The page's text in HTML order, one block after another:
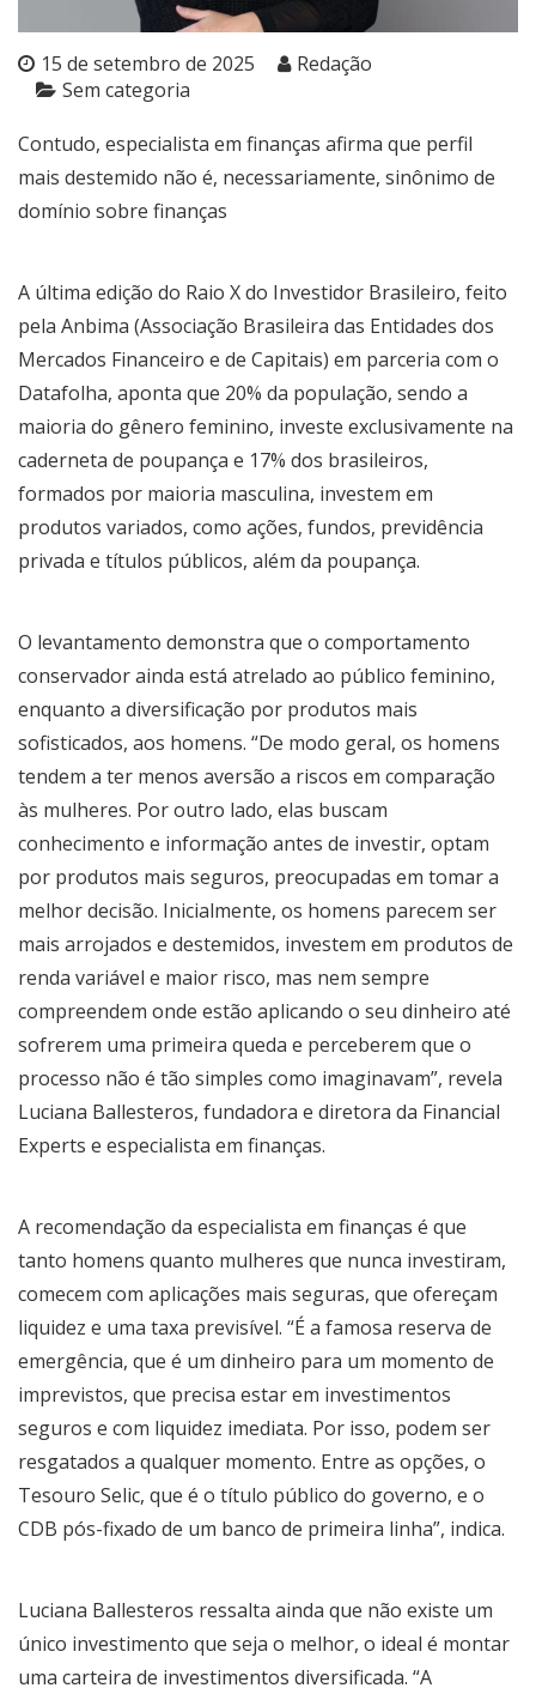
15 de setembro de 2025
Redação
Sem categoria
Contudo, especialista em finanças afirma que perfil
mais destemido não é, necessariamente, sinônimo de
domínio sobre finanças
A última edição do Raio X do Investidor Brasileiro, feito
pela Anbima (Associação Brasileira das Entidades dos
Mercados Financeiro e de Capitais) em parceria com o
Datafolha, aponta que 20% da população, sendo a
maioria do gênero feminino, investe exclusivamente na
caderneta de poupança e 17% dos brasileiros,
formados por maioria masculina, investem em
produtos variados, como ações, fundos, previdência
privada e títulos públicos, além da poupança.
O levantamento demonstra que o comportamento
conservador ainda está atrelado ao público feminino,
enquanto a diversificação por produtos mais
sofisticados, aos homens. “De modo geral, os homens
tendem a ter menos aversão a riscos em comparação
às mulheres. Por outro lado, elas buscam
conhecimento e informação antes de investir, optam
por produtos mais seguros, preocupadas em tomar a
melhor decisão. Inicialmente, os homens parecem ser
mais arrojados e destemidos, investem em produtos de
renda variável e maior risco, mas nem sempre
compreendem onde estão aplicando o seu dinheiro até
sofrerem uma primeira queda e perceberem que o
processo não é tão simples como imaginavam”, revela
Luciana Ballesteros, fundadora e diretora da Financial
Experts e especialista em finanças.
A recomendação da especialista em finanças é que
tanto homens quanto mulheres que nunca investiram,
comecem com aplicações mais seguras, que ofereçam
liquidez e uma taxa previsível. “É a famosa reserva de
emergência, que é um dinheiro para um momento de
imprevistos, que precisa estar em investimentos
seguros e com liquidez imediata. Por isso, podem ser
resgatados a qualquer momento. Entre as opções, o
Tesouro Selic, que é o título público do governo, e o
CDB pós-fixado de um banco de primeira linha”, indica.
Luciana Ballesteros ressalta ainda que não existe um
único investimento que seja o melhor, o ideal é montar
uma carteira de investimentos diversificada. “A